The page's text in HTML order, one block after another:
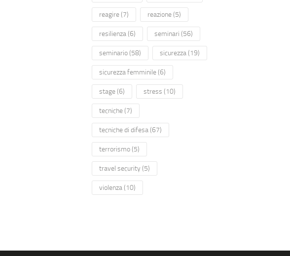
reagire(7) reazione(5)
resilienza (6) seminari (56)
seminario(58) sicurezza (19)
sicurezza femminile(6)
stage(6) stress (10)
tecniche(7)
tecniche di difesa (67)
terrorismo(5)
travel security (5)
violenza (10)